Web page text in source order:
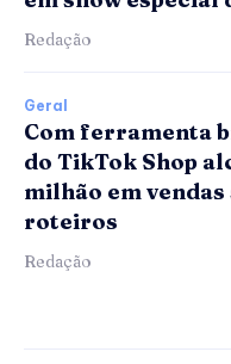
Redação
Geral
Com ferramenta
do TikTok Shop
milhão em
roteiros
Redação